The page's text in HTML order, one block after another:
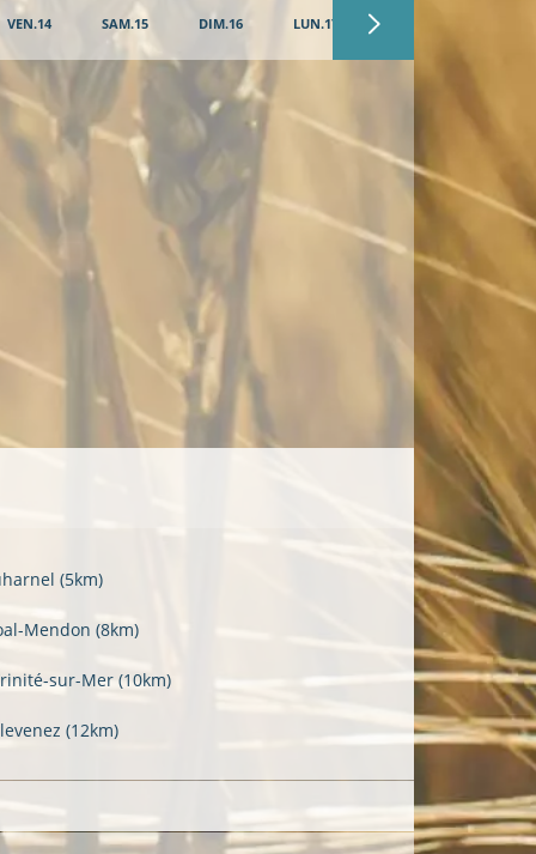
VEN.14 SAM.15 DIM.16 LUN.17
(5km)
Mendon (8km)
sur-Mer (10km)
(12km)